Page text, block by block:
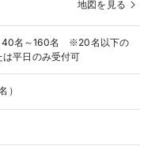
地図を見る
40名～160名 ※20名以下の
は平日のみ受付可
）